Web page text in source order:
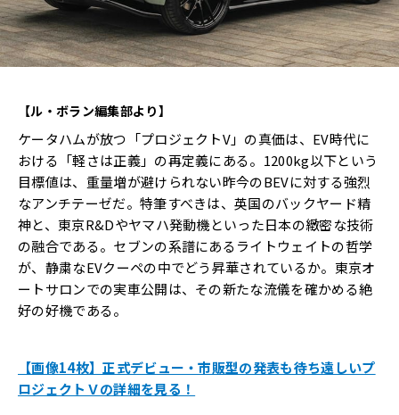
【ル・ボラン編集部より】
ケータハムが放つ「プロジェクトV」の真価は、EV時代に
おける「軽さは正義」の再定義にある。1200kg以下という
目標値は、重量増が避けられない昨今のBEVに対する強烈
なアンチテーゼだ。特筆すべきは、英国のバックヤード精
神と、東京R&Dやヤマハ発動機といった日本の緻密な技術
の融合である。セブンの系譜にあるライトウェイトの哲学
が、静粛なEVクーペの中でどう昇華されているか。東京オ
ートサロンでの実車公開は、その新たな流儀を確かめる絶
好の好機である。
【画像14枚】正式デビュー・市販型の発表も待ち遠しいプ
ロジェクトＶの詳細を見る！